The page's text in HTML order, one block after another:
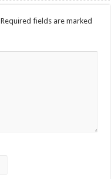
Required fields are marked